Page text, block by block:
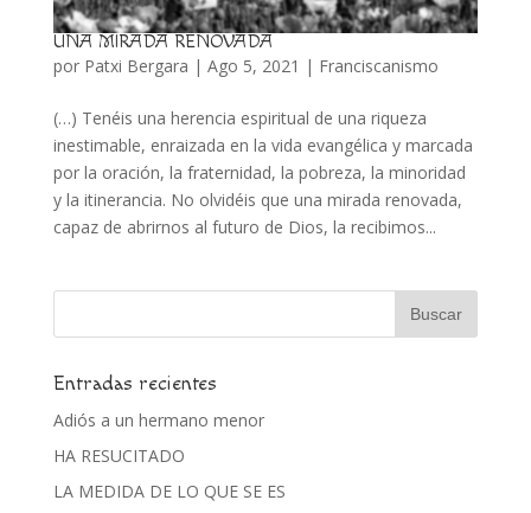
UNA MIRADA RENOVADA
por Patxi Bergara | Ago 5, 2021 | Franciscanismo
(…) Tenéis una herencia espiritual de una riqueza
inestimable, enraizada en la vida evangélica y marcada
por la oración, la fraternidad, la pobreza, la minoridad
y la itinerancia. No olvidéis que una mirada renovada,
capaz de abrirnos al futuro de Dios, la recibimos...
Entradas recientes
Adiós a un hermano menor
HA RESUCITADO
LA MEDIDA DE LO QUE SE ES